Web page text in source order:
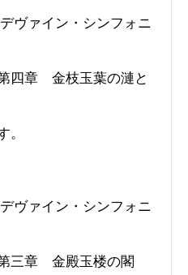
ヴァイン・シンフォニ
章 金枝玉葉の漣と
ヴァイン・シンフォニ
章 金殿玉楼の閣